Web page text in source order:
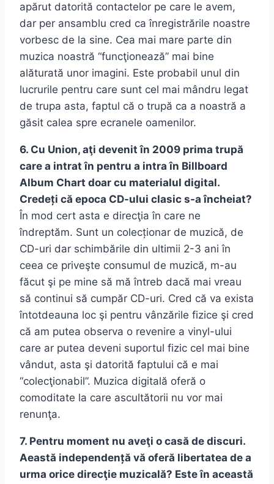
apărut datorită contactelor pe care le avem,
dar per ansamblu cred ca înregistrările noastre
vorbesc de la sine. Cea mai mare parte din
muzica noastră “funcţionează” mai bine
alăturată unor imagini. Este probabil unul din
lucrurile pentru care sunt cel mai mândru legat
de trupa asta, faptul că o trupă ca a noastră a
găsit calea spre ecranele oamenilor.
6. Cu Union, aţi devenit în 2009 prima trupă
care a intrat în pentru a intra în Billboard
Album Chart doar cu materialul digital.
Credeți că epoca CD-ului clasic s-a încheiat?
În mod cert asta e direcţia în care ne
îndreptăm. Sunt un colecționar de muzică, de
CD-uri dar schimbările din ultimii 2-3 ani în
ceea ce priveşte consumul de muzică, m-au
făcut şi pe mine să mă întreb dacă mai vreau
să continui să cumpăr CD-uri. Cred că va exista
întotdeauna loc şi pentru vânzările fizice şi cred
că am putea observa o revenire a vinyl-ului
care ar putea deveni suportul fizic cel mai bine
vândut, asta şi datorită faptului că e mai
“colecţionabil”. Muzica digitală oferă o
comoditate la care ascultătorii nu vor mai
renunţa.
7. Pentru moment nu aveţi o casă de discuri.
Aeastă independență vă oferă libertatea de a
urma orice direcţie muzicală? Este în această